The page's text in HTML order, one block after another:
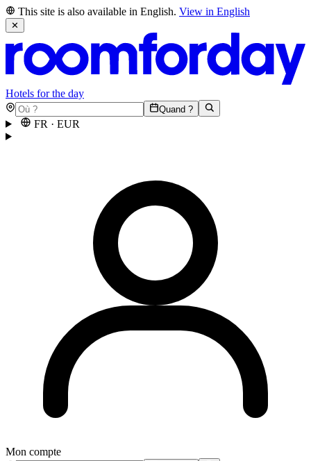
This site is also available in English. View in English
✕
Hotels for the day
Quand ?
FR · EUR
Mon compte